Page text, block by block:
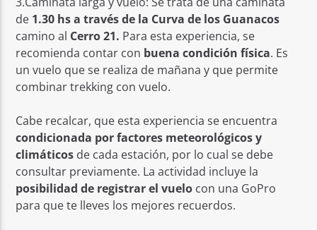
de 1.30 hs a través de la Curva de los Guanacos
camino al Cerro 21. Para esta experiencia, se
recomienda contar con buena condición física. Es
un vuelo que se realiza de mañana y que permite
combinar trekking con vuelo.
Cabe recalcar, que esta experiencia se encuentra
condicionada por factores meteorológicos y
climáticos de cada estación, por lo cual se debe
consultar previamente. La actividad incluye la
posibilidad de registrar el vuelo con una GoPro
para que te lleves los mejores recuerdos.